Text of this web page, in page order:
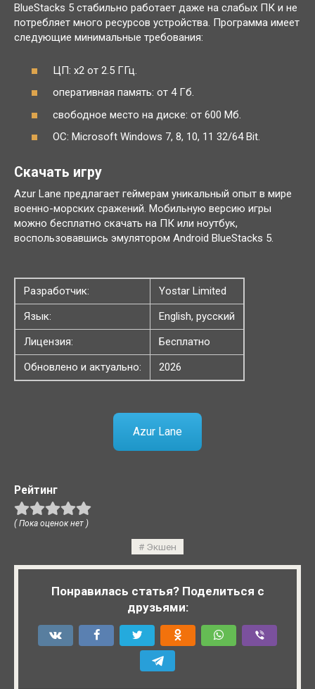
BlueStacks 5 стабильно работает даже на слабых ПК и не
потребляет много ресурсов устройства. Программа имеет
следующие минимальные требования:
ЦП: x2 от 2.5 ГГц.
оперативная память: от 4 Гб.
свободное место на диске: от 600 Мб.
ОС: Microsoft Windows 7, 8, 10, 11 32/64 Bit.
Скачать игру
Azur Lane предлагает геймерам уникальный опыт в мире
военно-морских сражений. Мобильную версию игры
можно бесплатно скачать на ПК или ноутбук,
воспользовавшись эмулятором Android BlueStacks 5.
Разработчик:
Yostar Limited
Язык:
English, русский
Лицензия:
Бесплатно
Обновлено и актуально:
2026
Azur Lane
Рейтинг
( Пока оценок нет )
Экшен
Понравилась статья? Поделиться с
друзьями: